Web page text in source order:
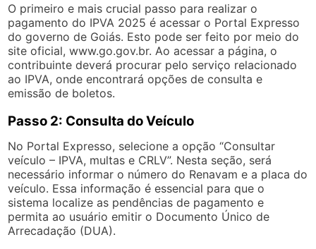
O primeiro e mais crucial passo para realizar o
pagamento do IPVA 2025 é acessar o Portal Expresso
do governo de Goiás. Esto pode ser feito por meio do
site oficial, www.go.gov.br. Ao acessar a página, o
contribuinte deverá procurar pelo serviço relacionado
ao IPVA, onde encontrará opções de consulta e
emissão de boletos.
Passo 2: Consulta do Veículo
No Portal Expresso, selecione a opção “Consultar
veículo – IPVA, multas e CRLV”. Nesta seção, será
necessário informar o número do Renavam e a placa do
veículo. Essa informação é essencial para que o
sistema localize as pendências de pagamento e
permita ao usuário emitir o Documento Único de
Arrecadação (DUA).